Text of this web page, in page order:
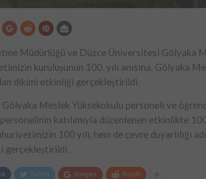
Müdürlüğü ve Düzce Üniversitesi Gölyaka
kuruluşunun 100. yılı anısına, Gölyaka
dikimi etkinliği gerçekleştirildi.
Meslek Yüksekokulu personeli ve
katılımıyla düzenlenen etkinlikte
100 yılı, hem de çevre duyarlılığı
gerçekleştirildi.
Twitter Google+ ReddIt